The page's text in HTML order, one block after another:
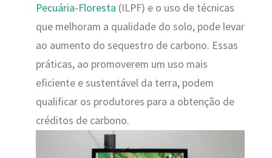
Pecuária-Floresta (ILPF) e o uso de técnicas
que melhoram a qualidade do solo, pode levar
ao aumento do sequestro de carbono. Essas
práticas, ao promoverem um uso mais
eficiente e sustentável da terra, podem
qualificar os produtores para a obtenção de
créditos de carbono.